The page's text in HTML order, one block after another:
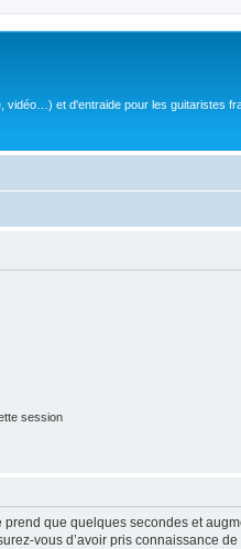
vidéo…) et d'entraide pour les guitaristes
session
que quelques secondes et
vous d’avoir pris connaissance